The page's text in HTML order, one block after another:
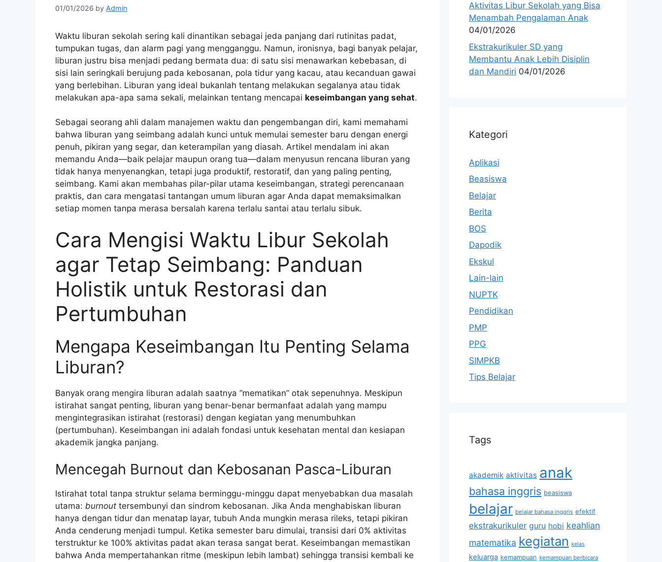
01/01/2026 by Admin
Waktu liburan sekolah sering kali dinantikan sebagai jeda panjang dari rutinitas padat,
tumpukan tugas, dan alarm pagi yang mengganggu. Namun, ironisnya, bagi banyak pelajar,
liburan justru bisa menjadi pedang bermata dua: di satu sisi menawarkan kebebasan, di
sisi lain seringkali berujung pada kebosanan, pola tidur yang kacau, atau kecanduan gawai
yang berlebihan. Liburan yang ideal bukanlah tentang melakukan segalanya atau tidak
melakukan apa-apa sama sekali, melainkan tentang mencapai keseimbangan yang sehat.
Sebagai seorang ahli dalam manajemen waktu dan pengembangan diri, kami memahami
bahwa liburan yang seimbang adalah kunci untuk memulai semester baru dengan energi
penuh, pikiran yang segar, dan keterampilan yang diasah. Artikel mendalam ini akan
memandu Anda—baik pelajar maupun orang tua—dalam menyusun rencana liburan yang
tidak hanya menyenangkan, tetapi juga produktif, restoratif, dan yang paling penting,
seimbang. Kami akan membahas pilar-pilar utama keseimbangan, strategi perencanaan
praktis, dan cara mengatasi tantangan umum liburan agar Anda dapat memaksimalkan
setiap momen tanpa merasa bersalah karena terlalu santai atau terlalu sibuk.
Cara Mengisi Waktu Libur Sekolah
agar Tetap Seimbang: Panduan
Holistik untuk Restorasi dan
Pertumbuhan
Mengapa Keseimbangan Itu Penting Selama
Liburan?
Banyak orang mengira liburan adalah saatnya “mematikan” otak sepenuhnya. Meskipun
istirahat sangat penting, liburan yang benar-benar bermanfaat adalah yang mampu
mengintegrasikan istirahat (restorasi) dengan kegiatan yang menumbuhkan
(pertumbuhan). Keseimbangan ini adalah fondasi untuk kesehatan mental dan kesiapan
akademik jangka panjang.
Mencegah Burnout dan Kebosanan Pasca-Liburan
Istirahat total tanpa struktur selama berminggu-minggu dapat menyebabkan dua masalah
utama: burnout tersembunyi dan sindrom kebosanan. Jika Anda menghabiskan liburan
hanya dengan tidur dan menatap layar, tubuh Anda mungkin merasa rileks, tetapi pikiran
Anda cenderung menjadi tumpul. Ketika semester baru dimulai, transisi dari 0% aktivitas
terstruktur ke 100% aktivitas padat akan terasa sangat berat. Keseimbangan memastikan
bahwa Anda mempertahankan ritme (meskipun lebih lambat) sehingga transisi kembali ke
Aktivitas Libur Sekolah yang Bisa
Menambah Pengalaman Anak
04/01/2026
Ekstrakurikuler SD yang
Membantu Anak Lebih Disiplin
dan Mandiri 04/01/2026
Kategori
Aplikasi
Beasiswa
Belajar
Berita
BOS
Dapodik
Ekskul
Lain-lain
NUPTK
Pendidikan
PMP
PPG
SIMPKB
Tips Belajar
Tags
akademik aktivitas anak
bahasa inggris beasiswa
belajar belajar bahasa inggris efektif
ekstrakurikuler guru hobi keahlian
matematika kegiatan kelas
keluarga kemampuan kemampuan berbicara